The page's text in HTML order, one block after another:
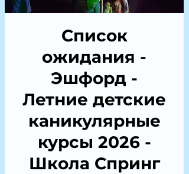
Список
ожидания -
Эшфорд -
Летние детские
каникулярные
курсы 2026 -
Школа Спринг